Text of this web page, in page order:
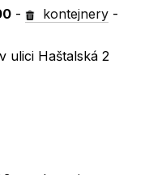
- kontejnery -
ulici Haštalská 2